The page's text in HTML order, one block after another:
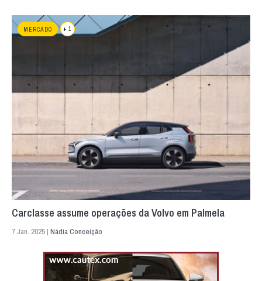
MERCADO + 1
Carclasse assume operações da Volvo em Palmela
7 Jan. 2025 | Nádia Conceição